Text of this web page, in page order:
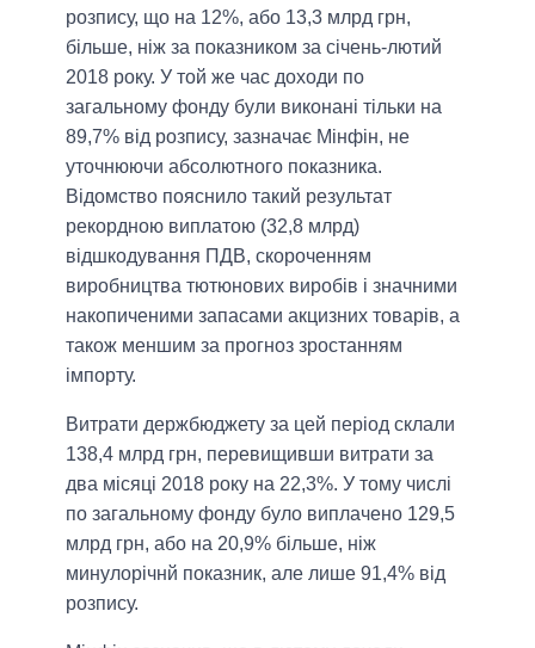
розпису, що на 12%, або 13,3 млрд грн,
більше, ніж за показником за січень-лютий
2018 року. У той же час доходи по
загальному фонду були виконані тільки на
89,7% від розпису, зазначає Мінфін, не
уточнюючи абсолютного показника.
Відомство пояснило такий результат
рекордною виплатою (32,8 млрд)
відшкодування ПДВ, скороченням
виробництва тютюнових виробів і значними
накопиченими запасами акцизних товарів, а
також меншим за прогноз зростанням
імпорту.
Витрати держбюджету за цей період склали
138,4 млрд грн, перевищивши витрати за
два місяці 2018 року на 22,3%. У тому числі
по загальному фонду було виплачено 129,5
млрд грн, або на 20,9% більше, ніж
минулорічнй показник, але лише 91,4% від
розпису.